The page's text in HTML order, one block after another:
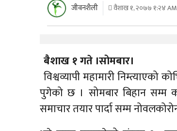
जीवनशैली वैशाख १, २०७७ १:२४ AM
बैशाख १ गते ।सोमबार।
विश्वव्यापी महामारी
पुगेको छ । सोमबार बिहान सम्म
समाचार तयार पार्दा सम्म